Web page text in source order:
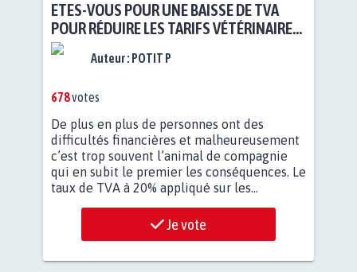
ETES-VOUS POUR UNE BAISSE DE TVA
POUR RÉDUIRE LES TARIFS VÉTÉRINAIRES
?
Auteur : POTIT P
678votes
De plus en plus de personnes ont des
difficultés financières et malheureusement
c’est trop souvent l’animal de compagnie
qui en subit le premier les conséquences. Le
taux de TVA à 20% appliqué sur les...
Je vote